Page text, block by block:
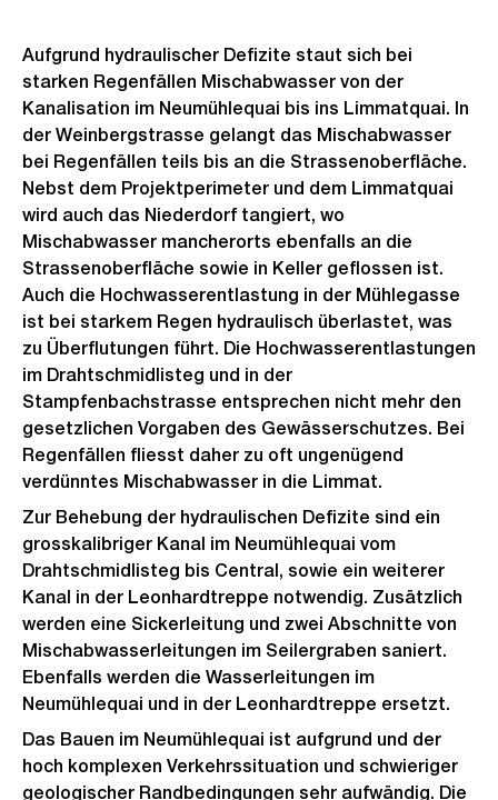
Aufgrund hydraulischer Defizite staut sich bei
starken Regenfällen Mischabwasser von der
Kanalisation im Neumühlequai bis ins Limmatquai. In
der Weinbergstrasse gelangt das Mischabwasser
bei Regenfällen teils bis an die Strassenoberfläche.
Nebst dem Projektperimeter und dem Limmatquai
wird auch das Niederdorf tangiert, wo
Mischabwasser mancherorts ebenfalls an die
Strassenoberfläche sowie in Keller geflossen ist.
Auch die Hochwasserentlastung in der Mühlegasse
ist bei starkem Regen hydraulisch überlastet, was
zu Überflutungen führt. Die Hochwasserentlastungen
im Drahtschmidlisteg und in der
Stampfenbachstrasse entsprechen nicht mehr den
gesetzlichen Vorgaben des Gewässerschutzes. Bei
Regenfällen fliesst daher zu oft ungenügend
verdünntes Mischabwasser in die Limmat.
Zur Behebung der hydraulischen Defizite sind ein
grosskalibriger Kanal im Neumühlequai vom
Drahtschmidlisteg bis Central, sowie ein weiterer
Kanal in der Leonhardtreppe notwendig. Zusätzlich
werden eine Sickerleitung und zwei Abschnitte von
Mischabwasserleitungen im Seilergraben saniert.
Ebenfalls werden die Wasserleitungen im
Neumühlequai und in der Leonhardtreppe ersetzt.
Das Bauen im Neumühlequai ist aufgrund und der
hoch komplexen Verkehrssituation und schwieriger
geologischer Randbedingungen sehr aufwändig. Die